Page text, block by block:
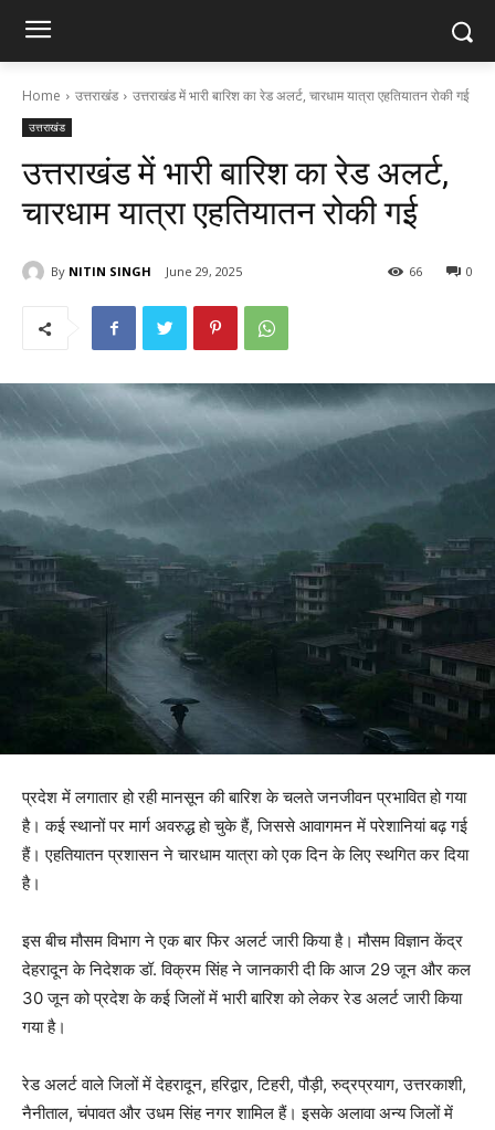
Home उत्तराखंड उत्तराखंड में भारी बारिश का रेड अलर्ट, चारधाम यात्रा एहतियातन रोकी गई
उत्तराखंड
उत्तराखंड में भारी बारिश का रेड अलर्ट,
चारधाम यात्रा एहतियातन रोकी गई
By NITIN SINGH June 29, 2025 0
66
प्रदेश में लगातार हो रही मानसून की बारिश के चलते जनजीवन प्रभावित हो गया
है। कई स्थानों पर मार्ग अवरुद्ध हो चुके हैं, जिससे आवागमन में परेशानियां बढ़ गई
हैं। एहतियातन प्रशासन ने चारधाम यात्रा को एक दिन के लिए स्थगित कर दिया
है।
इस बीच मौसम विभाग ने एक बार फिर अलर्ट जारी किया है। मौसम विज्ञान केंद्र
देहरादून के निदेशक डॉ. विक्रम सिंह ने जानकारी दी कि आज 29 जून और कल
30 जून को प्रदेश के कई जिलों में भारी बारिश को लेकर रेड अलर्ट जारी किया
गया है।
रेड अलर्ट वाले जिलों में देहरादून, हरिद्वार, टिहरी, पौड़ी, रुद्रप्रयाग, उत्तरकाशी,
नैनीताल, चंपावत और उधम सिंह नगर शामिल हैं। इसके अलावा अन्य जिलों में